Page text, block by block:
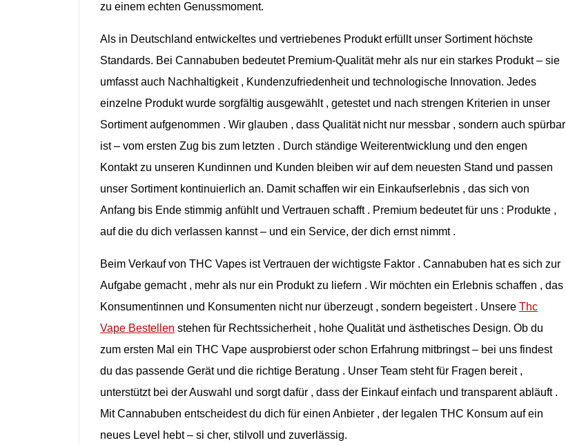
zu einem echten Genussmoment.
Als in Deutschland entwickeltes und vertriebenes Produkterfüllt unser Sortiment höchste
Standards. Bei Cannabuben bedeutet Premium-Qualität mehr als nur ein starkes Produkt – sie
umfasstauch Nachhaltigkeit , Kundenzufriedenheit und technologische Innovation. Jedes
einzelne Produktwurde sorgfältig ausgewählt , getestet und nach strengen Kriterien in unser
Sortimentaufgenommen . Wir glauben , dass Qualität nicht nur messbar , sondern auch spürbar
ist – vom ersten Zug bis zum letzten . Durch ständige Weiterentwicklung und den engen
Kontaktzu unseren Kundinnen und Kunden bleiben wir aufdem neuesten Stand und passen
unser Sortiment kontinuierlich an. Damitschaffen wir ein Einkaufserlebnis , das sich von
Anfang bis Ende stimmig anfühlt und Vertrauen schafft . Premium bedeutetfür uns : Produkte ,
auf die du dich verlassen kannst – und ein Service, der dich ernst nimmt .
Beim Verkauf von THC Vapes istVertrauen der wichtigste Faktor . Cannabuben hates sich zur
Aufgabe gemacht , mehr als nur ein Produktzu liefern . Wir möchten ein Erlebnis schaffen , das
Konsumentinnen und Konsumenten nicht nur überzeugt , sondern begeistert . Unsere Thc
Vape Bestellen stehen für Rechtssicherheit , hohe Qualität und ästhetisches Design. Ob du
zum ersten Mal ein THC Vape ausprobierstoder schon Erfahrung mitbringst – bei uns findest
du das passende Gerät und die richtige Beratung . Unser Team stehtfür Fragen bereit ,
unterstützt bei derAuswahl und sorgtdafür , dass der Einkaufeinfach und transparentabläuft .
MitCannabuben entscheidest du dich für einen Anbieter , der legalen THC Konsum aufein
neues Level hebt – si cher, stilvoll und zuverlässig.